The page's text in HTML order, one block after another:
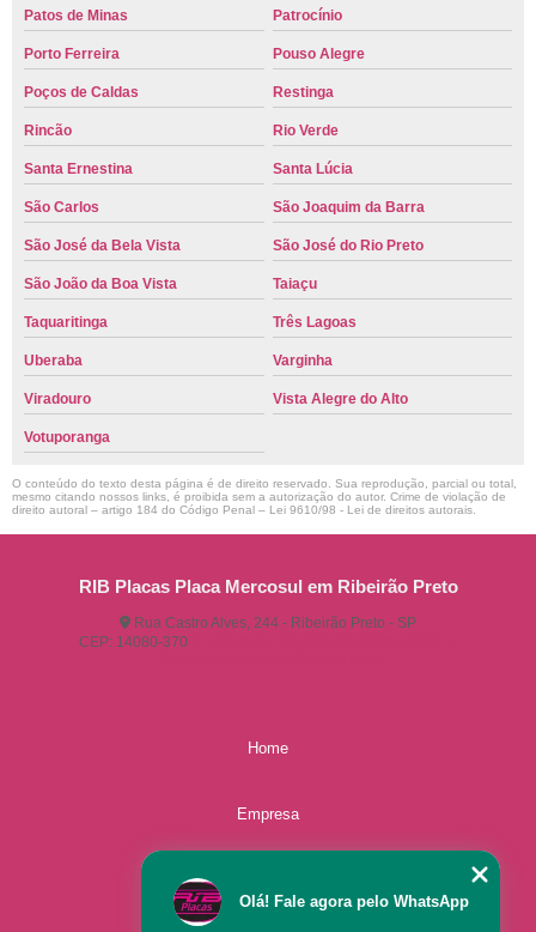
Patos de Minas Patrocínio
Porto Ferreira Pouso Alegre
Poços de Caldas Restinga
Rincão Rio Verde
Santa Ernestina Santa Lúcia
São Carlos São Joaquim da Barra
São José da Bela Vista São José do Rio Preto
São João da Boa Vista Taiaçu
Taquaritinga Três Lagoas
Uberaba Varginha
Viradouro Vista Alegre do Alto
Votuporanga
O conteúdo do texto desta página é de direito reservado. Sua reprodução, parcial ou total,
mesmo citando nossos links, é proibida sem a autorização do autor. Crime de violação de
direito autoral – artigo 184 do Código Penal – Lei 9610/98 - Lei de direitos autorais
RIB Placas Placa Mercosul em Ribeirão Preto
Rua Castro Alves, 244 - Ribeirão Preto - SP
CEP: 14080-370
Home
Empresa
Olá! Fale agora pelo WhatsApp